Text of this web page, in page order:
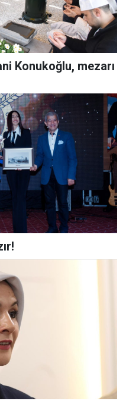
Konukoğlu, mezarı